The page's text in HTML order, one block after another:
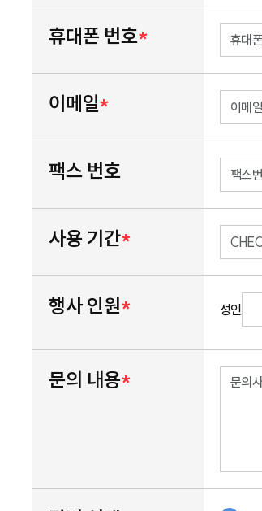
휴대폰 번호*
이메일*
팩스 번호
사용 기간*
행사 인원* 성인
문의 내용*